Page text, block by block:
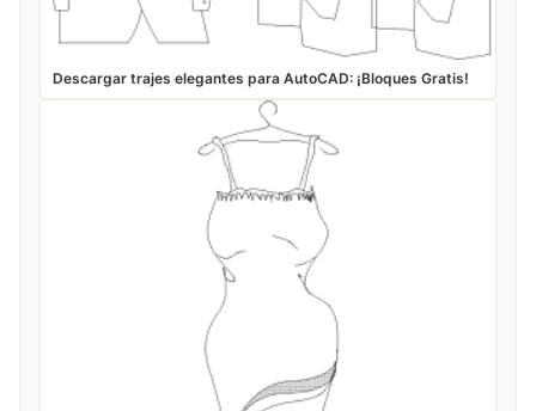
Descargar trajes elegantes para AutoCAD: ¡Bloques Gratis!